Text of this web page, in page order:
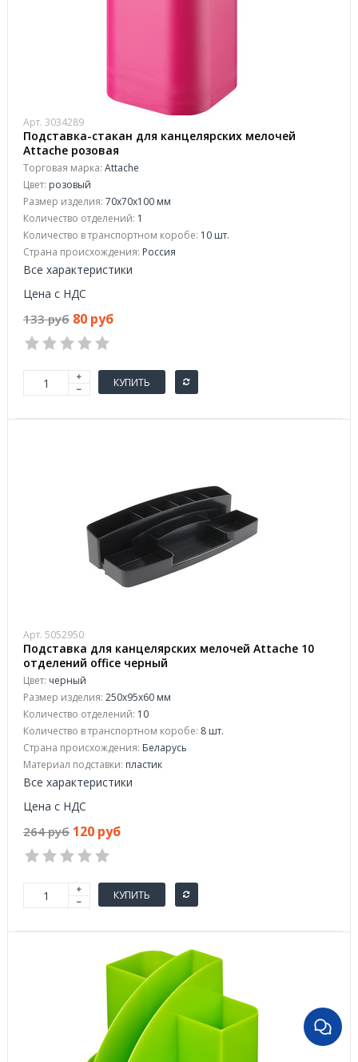
Арт. 3034289
Подставка-стакан для канцелярских мелочей
Attache розовая
Торговая марка: Attache
Цвет: розовый
Размер изделия: 70x70x100 мм
Количество отделений: 1
Количество в транспортном коробе: 10 шт.
Страна происхождения: Россия
Все характеристики
Цена с НДС
133 руб 80 руб
КУПИТЬ
Арт. 5052950
Подставка для канцелярских мелочей Attache 10
отделений office черный
Цвет: черный
Размер изделия: 250x95x60 мм
Количество отделений: 10
Количество в транспортном коробе: 8 шт.
Страна происхождения: Беларусь
Материал подставки: пластик
Все характеристики
Цена с НДС
264 руб 120 руб
КУПИТЬ